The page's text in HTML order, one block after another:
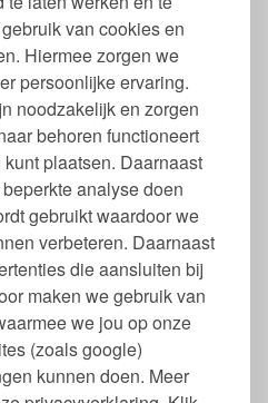
van cookies en
Hiermee zorgen we
persoonlijke ervaring.
noodzakelijk en zorgen
behoren functioneert
plaatsen. Daarnaast
analyse doen
gebruikt waardoor we
verbeteren. Daarnaast
die aansluiten bij
maken we gebruik van
we jou op onze
(zoals google)
kunnen doen. Meer
draagt het beddengoed
Zo weet je zeker dat er
gekomen en dat de boeren
en
katoensatijn
x 70 cm (1 of 2)
cm
count van 300 (300tc)